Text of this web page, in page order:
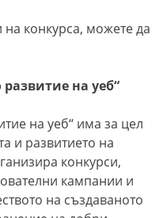
конкурса, можете да
на уеб“
на уеб“ има за цел
и развитието на
конкурси,
кампании и
на създаваното